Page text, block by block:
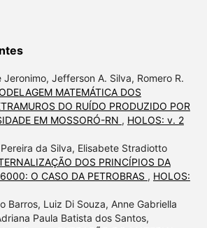
Jeronimo, Jefferson A. Silva, Romero R.
MATEMÁTICA DOS
DO RUÍDO PRODUZIDO POR
EM MOSSORÓ-RN , HOLOS: v. 2
da Silva, Elisabete Stradiotto
DOS PRINCÍPIOS DA
O CASO DA PETROBRAS , HOLOS:
Barros, Luiz Di Souza, Anne Gabriella
Paula Batista dos Santos,